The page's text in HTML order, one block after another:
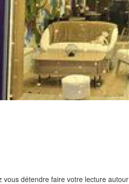
détendre faire votre lecture autour